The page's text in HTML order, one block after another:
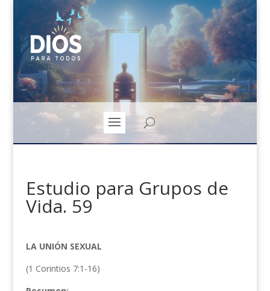
Estudio para Grupos de
Vida. 59
LA UNIÓN SEXUAL
(1 Corintios 7:1-16)